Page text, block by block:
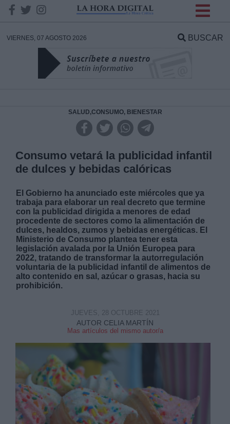
VIERNES, 07 AGOSTO 2026 BUSCAR
SALUD,CONSUMO, BIENESTAR
Consumo vetará la publicidad infantil
de dulces y bebidas calóricas
El Gobierno ha anunciado este miércoles que ya
trabaja para elaborar un real decreto que termine
con la publicidad dirigida a menores de edad
procedente de sectores como la alimentación de
dulces, healdos, zumos y bebidas energéticas. El
Ministerio de Consumo plantea tener esta
legislación avalada por la Unión Europea para
2022, tratando de transformar la autorregulación
voluntaria de la publicidad infantil de alimentos de
alto contenido en sal, azúcar o grasas, hacia su
prohibición.
AUTOR CELIA MARTÍN
Mas artículos del mismo autor/a
JUEVES, 28 OCTUBRE 2021
DATOS
Responsable:
Destinatarios:
link